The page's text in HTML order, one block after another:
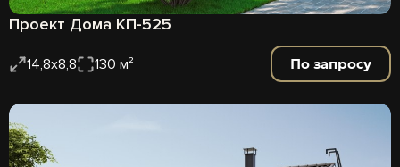
Проект Дома КП-525
14,8х8,8 130 м² По запросу